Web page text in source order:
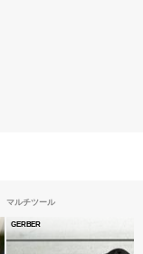
マルチツール
GERBER